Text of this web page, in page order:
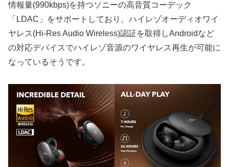
情報量(990kbps)を持つソニーの高音質コーデック
「LDAC」をサポートしており、ハイレゾオーディオワイ
ヤレス(Hi-Res Audio Wireless)認証を取得しAndroidなど
の対応デバイスでハイレゾ音源のワイヤレス再生が可能に
なっているそうです。